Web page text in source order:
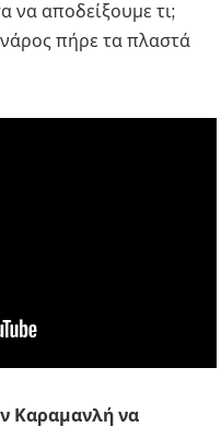
να αποδείξουμε τι;
πήρε τα πλαστά
Καραμανλή να